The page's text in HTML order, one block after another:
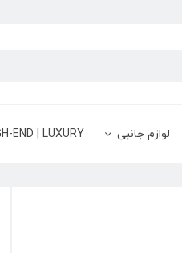
لوازم جانبی END | LUXURY